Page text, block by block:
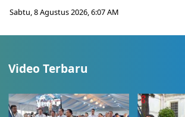
Sabtu, 8 Agustus 2026, 6:07 AM
Video Terbaru